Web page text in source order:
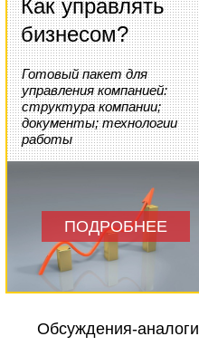
Как управлять
бизнесом?
Готовый пакет для
управления компанией:
структура компании;
документы; технологии
работы
ПОДРОБНЕЕ
Обсуждения-аналоги